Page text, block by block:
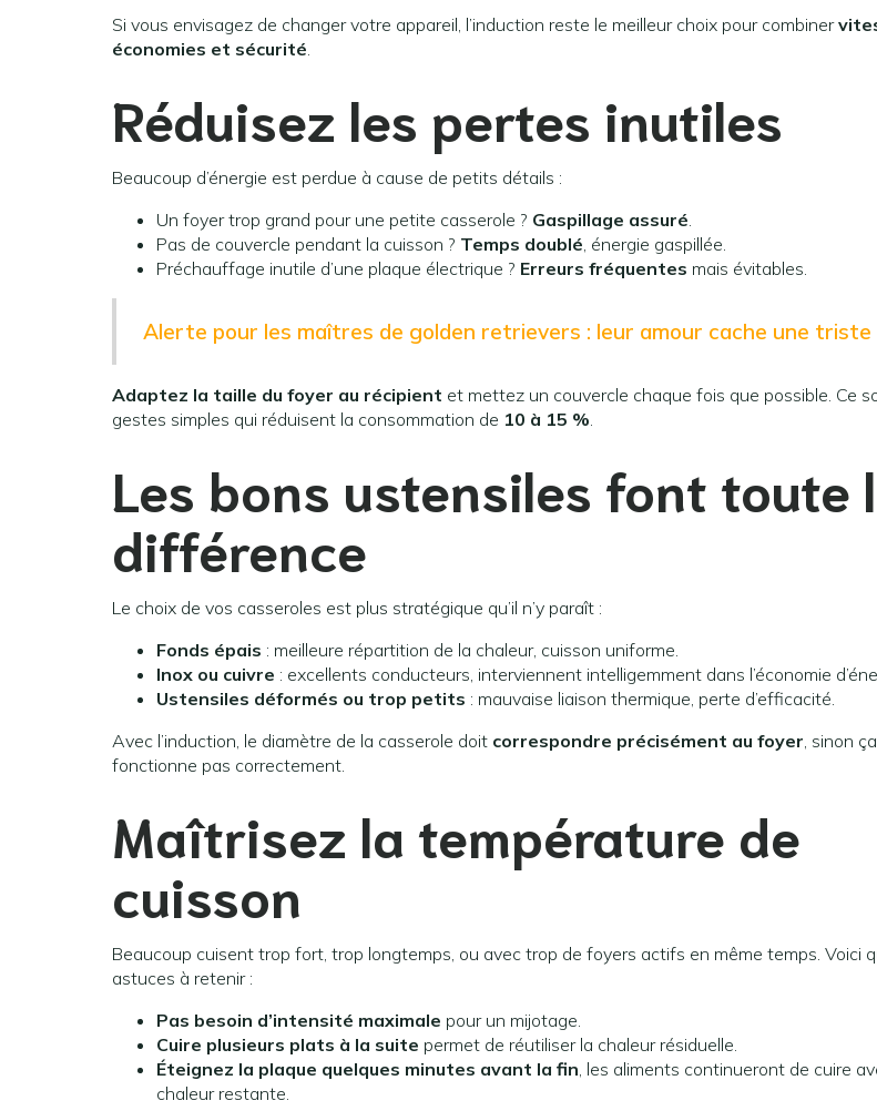
Si vous envisagez de changer votre appareil, l’induction reste le meilleur choix pour combiner
économies et sécurité.
Réduisez les pertes inutiles
Beaucoup d’énergie est perdue à cause de petits détails :
Un foyer trop grand pour une petite casserole ? Gaspillage assuré.
Pas de couvercle pendant la cuisson ? Temps doublé, énergie gaspillée.
Préchauffage inutile d’une plaque électrique ? Erreurs fréquentes mais évitables.
Alerte pour les maîtres de golden retrievers : leur amour cache une
Adaptez la taille du foyer au récipient et mettez un couvercle chaque fois que possible. Ce
gestes simples qui réduisent la consommation de 10 à 15 %.
Les bons ustensiles font toute
différence
Le choix de vos casseroles est plus stratégique qu’il n’y paraît :
Fonds épais : meilleure répartition de la chaleur, cuisson uniforme.
Inox ou cuivre : excellents conducteurs, interviennent intelligemment dans l’économie
Ustensiles déformés ou trop petits : mauvaise liaison thermique, perte d’efficacité.
Avec l’induction, le diamètre de la casserole doit correspondre précisément au foyer, sinon
fonctionne pas correctement.
Maîtrisez la température de
cuisson
Beaucoup cuisent trop fort, trop longtemps, ou avec trop de foyers actifs en même temps. Voici
astuces à retenir :
Pas besoin d’intensité maximale pour un mijotage.
Cuire plusieurs plats à la suite permet de réutiliser la chaleur résiduelle.
Éteignez la plaque quelques minutes avant la fin, les aliments continueront de cuire
chaleur restante.